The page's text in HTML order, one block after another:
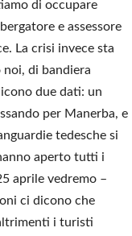
di occupare
e assessore
La crisi invece sta
di bandiera
due dati: un
per Manerba, e
tedesche si
aperto tutti i
aprile vedremo –
ci dicono che
i turisti